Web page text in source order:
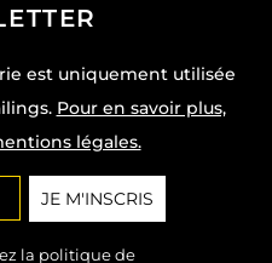
est uniquement utilisée
Pour en savoir plus,
légales.
la politique de